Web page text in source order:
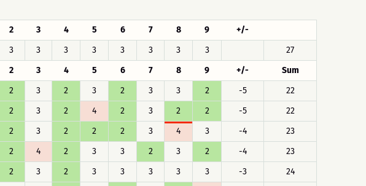
2 3 4 5 6 7 8 9
+/-
3 3 3 3 3 3 3 3
27
2 3 4 5 6 7 8 9 +/-
Sum
2 3 2 3 2 3 3 2 -5
22
2 3 2 4 2 3 2 2 -5
22
2 3 2 2 2 3 4 3 -4
23
2 4 2 3 3 2 3 2 -4
23
2 3 2 3 3 3 3 3 -3
24